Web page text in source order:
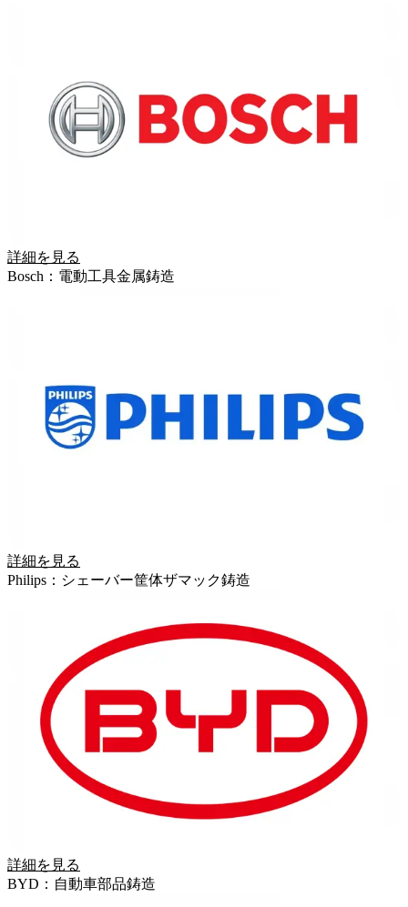
詳細を見る
Bosch：電動工具金属鋳造
詳細を見る
Philips：シェーバー筐体ザマック鋳造
詳細を見る
BYD：自動車部品鋳造